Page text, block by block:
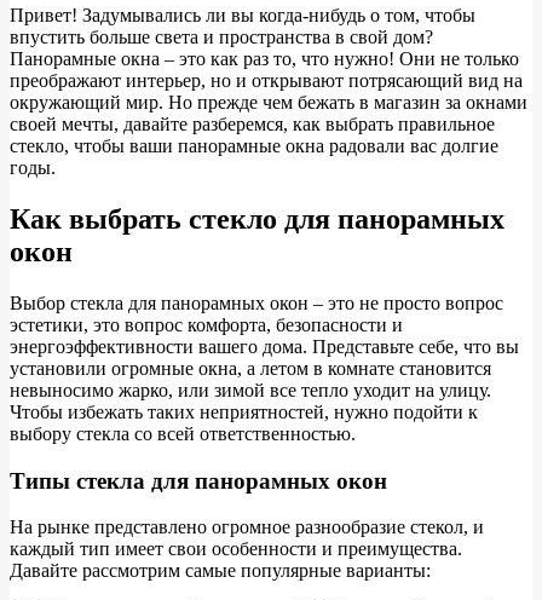
Привет! Задумывались ли вы когда-нибудь о том, чтобы
впустить больше света и пространства в свой дом?
Панорамные окна – это как раз то, что нужно! Они не только
преображают интерьер, но и открывают потрясающий вид на
окружающий мир. Но прежде чем бежать в магазин за окнами
своей мечты, давайте разберемся, как выбрать правильное
стекло, чтобы ваши панорамные окна радовали вас долгие
годы.
Как выбрать стекло для панорамных
окон
Выбор стекла для панорамных окон – это не просто вопрос
эстетики, это вопрос комфорта, безопасности и
энергоэффективности вашего дома. Представьте себе, что вы
установили огромные окна, а летом в комнате становится
невыносимо жарко, или зимой все тепло уходит на улицу.
Чтобы избежать таких неприятностей, нужно подойти к
выбору стекла со всей ответственностью.
Типы стекла для панорамных окон
На рынке представлено огромное разнообразие стекол, и
каждый тип имеет свои особенности и преимущества.
Давайте рассмотрим самые популярные варианты: